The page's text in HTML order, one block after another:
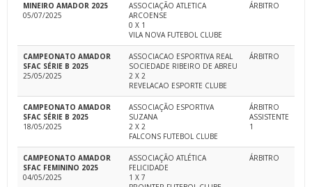
MINEIRO AMADOR 2025
05/07/2025
ASSOCIAÇÃO ATLETICA
ARCOENSE
0 X 1
VILA NOVA FUTEBOL CLUBE
ÁRBITRO
CAMPEONATO AMADOR
SFAC SÉRIE B 2025
25/05/2025
ASSOCIACAO ESPORTIVA REAL
SOCIEDADE RIBEIRO DE ABREU
2 X 2
REVELACAO ESPORTE CLUBE
ÁRBITRO
CAMPEONATO AMADOR
SFAC SÉRIE B 2025
18/05/2025
ASSOCIAÇÃO ESPORTIVA
SUZANA
2 X 2
FALCONS FUTEBOL CLUBE
ÁRBITRO
ASSISTENTE
1
CAMPEONATO AMADOR
SFAC FEMININO 2025
04/05/2025
ASSOCIAÇÃO ATLÉTICA
FELICIDADE
1 X 7
ÁRBITRO